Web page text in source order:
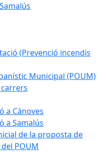
(Prevenció incendis
Municipal (POUM)
a Cànoves
a Samalús
de la proposta de
POUM